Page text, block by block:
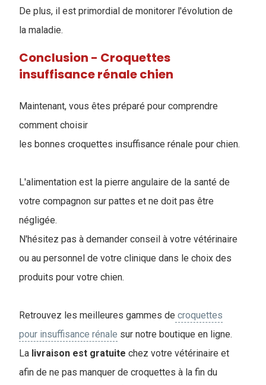
De plus, il est primordial de monitorer l'évolution de
la maladie.
Conclusion - Croquettes
insuffisance rénale chien
Maintenant, vous êtes préparé pour comprendre
comment choisir
les bonnes croquettes insuffisance rénale pour chien.
L'alimentation est la pierre angulaire de la santé de
votre compagnon sur pattes et ne doit pas être
négligée.
N'hésitez pas à demander conseil à votre vétérinaire
ou au personnel de votre clinique dans le choix des
produits pour votre chien.
Retrouvez les meilleures gammes de croquettes
pour insuffisance rénale sur notre boutique en ligne.
La livraison est gratuite chez votre vétérinaire et
afin de ne pas manquer de croquettes à la fin du